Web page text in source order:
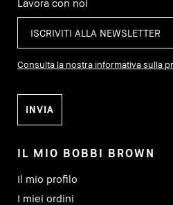
Consulta la nostra informativa sulla
IL MIO BOBBI BROWN
Il mio profilo
I miei ordini